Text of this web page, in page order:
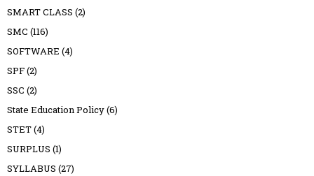
SMART CLASS (2)
SMC (116)
SOFTWARE (4)
SPF(2)
SSC (2)
State Education Policy(6)
STET(4)
SURPLUS (1)
SYLLABUS (27)